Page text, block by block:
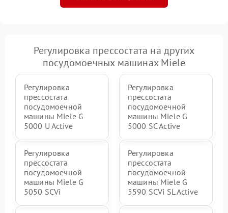
Регулировка прессостата на других
посудомоечных машинах Miele
Регулировка
прессостата
посудомоечной
машины Miele G
5000 U Active
Регулировка
прессостата
посудомоечной
машины Miele G
5000 SC Active
Регулировка
прессостата
посудомоечной
машины Miele G
5050 SCVi
Регулировка
прессостата
посудомоечной
машины Miele G
5590 SCVi SL Active